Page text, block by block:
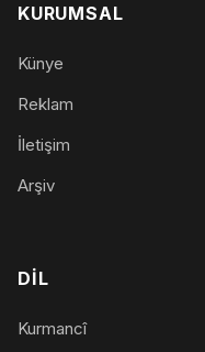
KURUMSAL
Künye
Reklam
İletişim
Arşiv
DIL
Kurmancî